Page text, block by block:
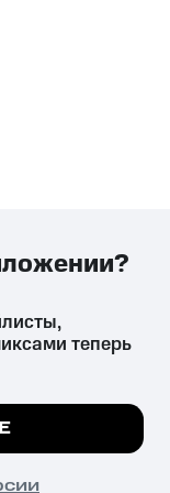
вред здоровью,
все
теперь